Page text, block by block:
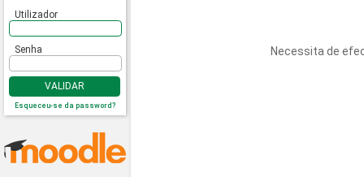
Utilizador
Senha
VALIDAR
Esqueceu-se da password?
Necessita de